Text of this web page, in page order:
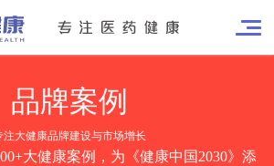
品牌案例
注大健康品牌建设与市场增长
大健康案例，为《健康中国2030》添